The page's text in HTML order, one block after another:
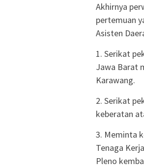
Akhirnya
pertemuan
Asisten
1. Serikat
Jawa Barat
Karawang.
2. Serikat
keberatan
3. Meminta
Tenaga
Pleno